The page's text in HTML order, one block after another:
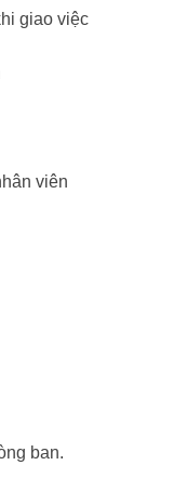
giao việc
viên
ban.